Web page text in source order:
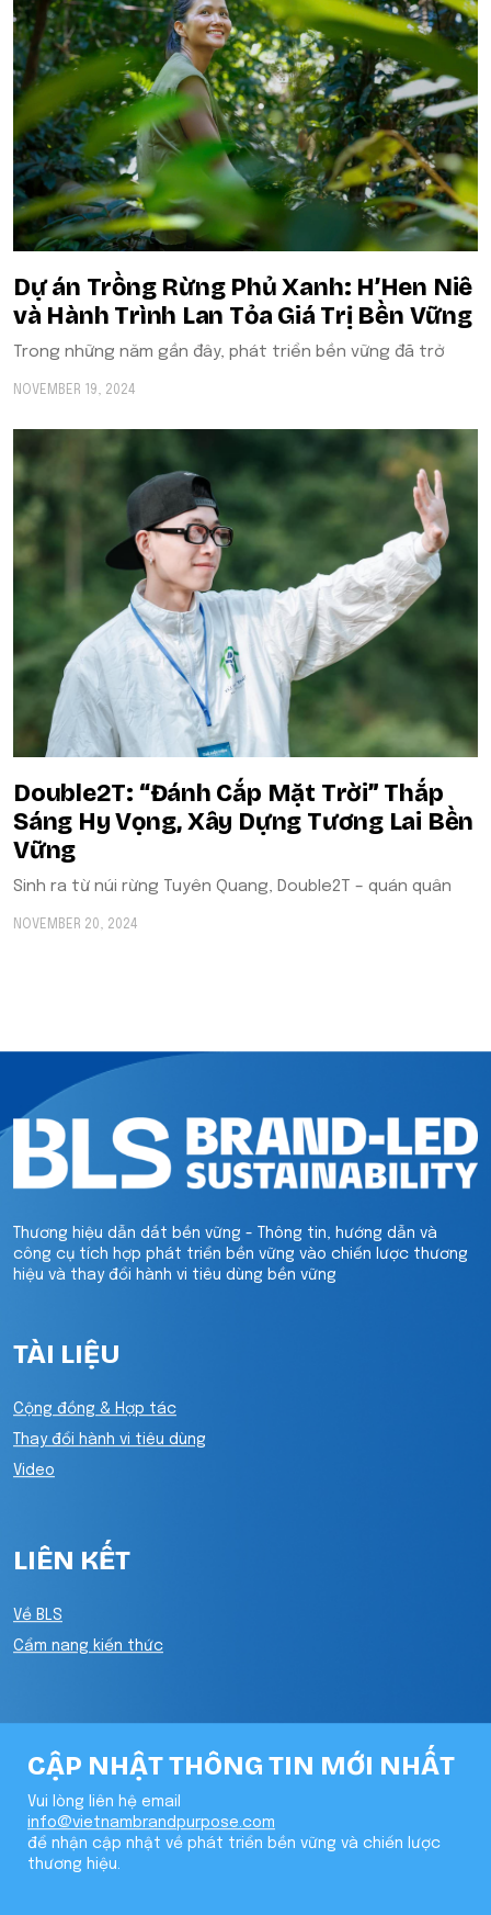
Dự án Trồng Rừng Phủ Xanh: H’Hen Niê
và Hành Trình Lan Tỏa Giá Trị Bền Vững
Trong những năm gần đây, phát triển bền vững đã trở
NOVEMBER 19, 2024
Double2T: “Đánh Cắp Mặt Trời” Thắp
Sáng Hy Vọng, Xây Dựng Tương Lai Bền
Vững
Sinh ra từ núi rừng Tuyên Quang, Double2T – quán quân
NOVEMBER 20, 2024
Thương hiệu dẫn dắt bền vững - Thông tin, hướng dẫn và
công cụ tích hợp phát triển bền vững vào chiến lược thương
hiệu và thay đổi hành vi tiêu dùng bền vững
TÀI LIỆU
Cộng đồng & Hợp tác
Thay đổi hành vi tiêu dùng
Video
LIÊN KẾT
Về BLS
Cẩm nang kiến thức
CẬP NHẬT THÔNG TIN MỚI NHẤT
Vui lòng liên hệ email
info@vietnambrandpurpose.com
để nhận cập nhật về phát triển bền vững và chiến lược
thương hiệu.